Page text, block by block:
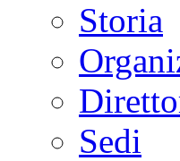
Storia
Sedi